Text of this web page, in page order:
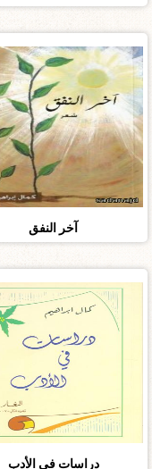
آخر النفق
دراسات في الأدب